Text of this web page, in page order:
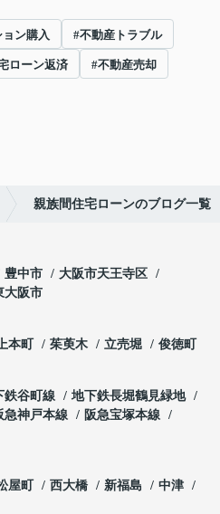
ン購入 #不動産トラブル
ローン返済 #不動産売却
親族間住宅ローンのブログ一覧
豊中市
大阪市天王寺区
大阪市
上本町 茱萸木 立売堀 俊徳町
鉄谷町線
地下鉄長堀鶴見緑地
急神戸本線
阪急宝塚本線
屋町 西大橋 新福島
中津